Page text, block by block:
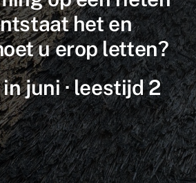
het en
u erop letten?
juni · leestijd 2